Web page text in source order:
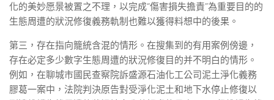
化的美妙愿景被置之不理，以完成“傷害損失擔責”為重要目的的
生態周遭的狀況修復義務軌制也難以獲得料想中的後果。
第三，存在指向籠統含混的情形。在搜集到的有用案例傍邊，
存在必定多少數字生態周遭的狀況修復目的并不明白的情形。
例如，在聊城市國民查察院訴盛源石油化工公司泥土淨化義務
膠葛一案中，法院判決原告對受淨化泥土和地下水停止修復以